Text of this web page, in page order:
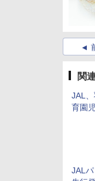
関
JAL
育園
JAL